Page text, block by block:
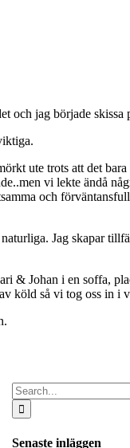
och jag började skissa
ute trots att det
vi lekte ändå
och
Jag skapar
& Johan i en soffa,
köld så vi tog oss in i
Search
for:
Senaste inläggen